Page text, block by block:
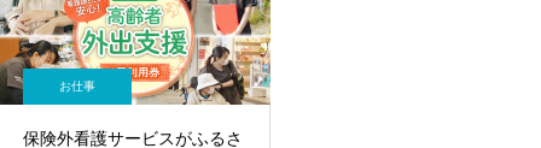
お仕事
保険外看護サービスがふるさ